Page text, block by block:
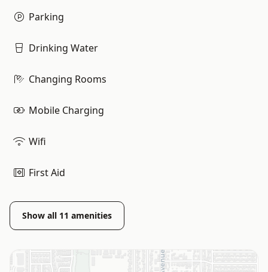
Parking
Drinking Water
Changing Rooms
Mobile Charging
Wifi
First Aid
Show all 11 amenities